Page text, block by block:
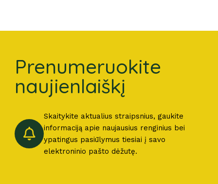
Prenumeruokite
naujienlaiškį
Skaitykite aktualius straipsnius, gaukite
informaciją apie naujausius renginius bei
ypatingus pasiūlymus tiesiai į savo
elektroninio pašto dėžutę.